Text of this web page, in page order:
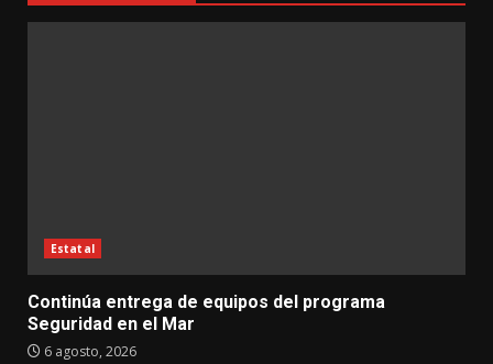
Estatal
Continúa entrega de equipos del programa
Seguridad en el Mar
6 agosto, 2026